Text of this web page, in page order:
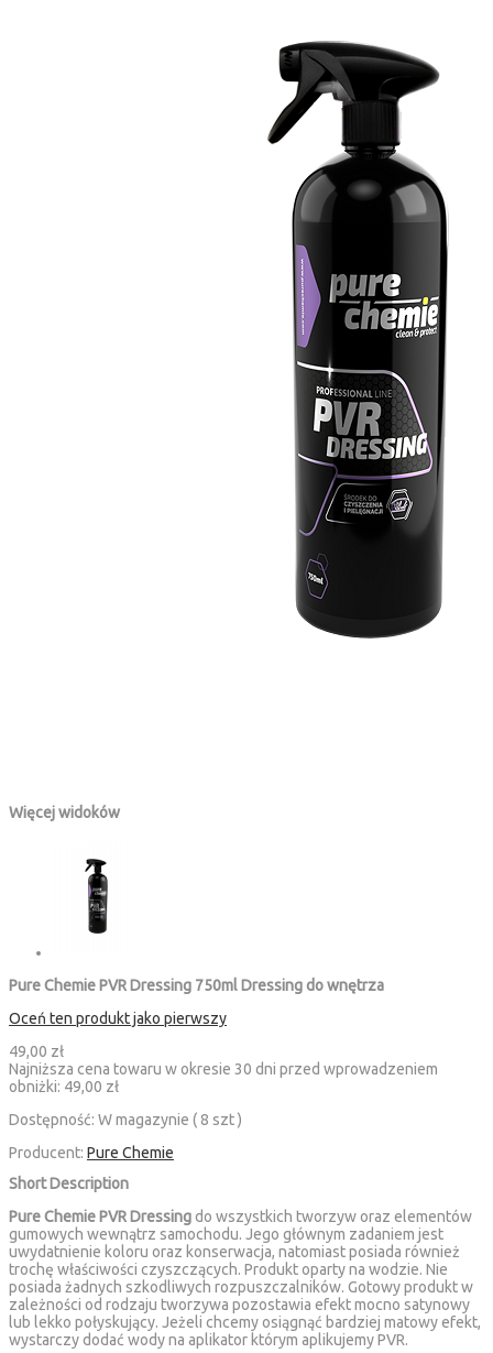
Więcej widoków
Pure Chemie PVR Dressing 750ml Dressing do wnętrza
Oceń ten produkt jako pierwszy
49,00 zł
Najniższa cena towaru w okresie 30 dni przed wprowadzeniem
obniżki: 49,00 zł
Dostępność: W magazynie ( 8 szt )
Producent: Pure Chemie
Short Description
Pure Chemie PVR Dressingdo wszystkich tworzyw oraz elementów
gumowych wewnątrz samochodu. Jego głównym zadaniem jest
uwydatnienie koloru oraz konserwacja, natomiast posiada również
trochę właściwości czyszczących. Produkt oparty na wodzie. Nie
posiada żadnych szkodliwych rozpuszczalników. Gotowy produkt w
zależności od rodzaju tworzywa pozostawia efekt mocno satynowy
lub lekko połyskujący. Jeżeli chcemy osiągnąć bardziej matowy efekt,
wystarczy dodać wody na aplikator którym aplikujemy PVR.